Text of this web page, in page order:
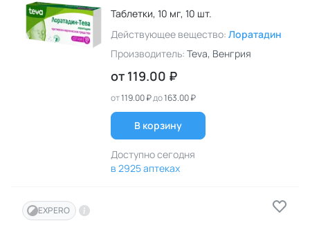
Таблетки, 10 мг, 10 шт.
Действующее вещество: Лоратадин
Производитель: Teva, Венгрия
от 119.00 ₽
от119.00 ₽до163.00 ₽
В корзину
Доступно сегодня
в 2925 аптеках
EXPERO